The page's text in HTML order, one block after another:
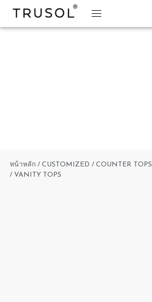
หน้าหลัก / CUSTOMIZED / COUNTER TOPS
/ VANITY TOPS